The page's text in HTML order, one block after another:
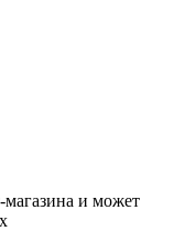
магазина и может